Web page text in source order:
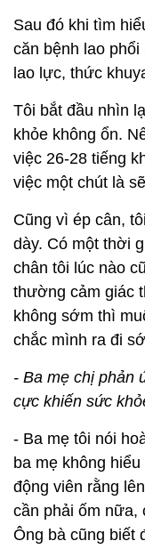
Sau đó khi tìm
căn bệnh lao
lao lực, thức
Tôi bắt đầu nhìn
khỏe không ổn.
việc 26-28 tiếng
việc một chút là
Cũng vì ép cân,
dày. Có một thời
chân tôi lúc nào
thường cảm giác
không sớm thì
chắc mình ra đi
- Ba mẹ chị phản
cực khiến sức
- Ba mẹ tôi nói
ba mẹ không
động viên rằng
cần phải ốm nữa,
Ông bà cũng biết